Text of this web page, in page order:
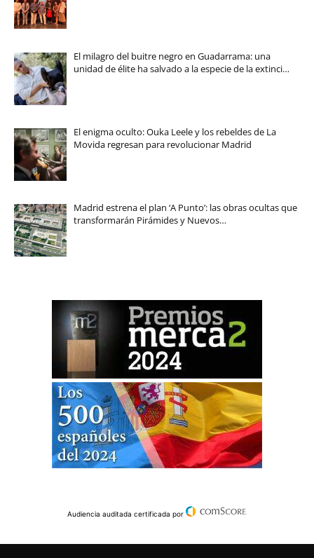
El milagro del buitre negro en Guadarrama: una
unidad de élite ha salvado a la especie de la extinci…
El enigma oculto: Ouka Leele y los rebeldes de La
Movida regresan para revolucionar Madrid
Madrid estrena el plan ‘A Punto’: las obras ocultas que
transformarán Pirámides y Nuevos…
Audiencia auditada certificada por